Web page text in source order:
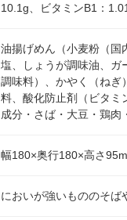
10.1g、ビタミンB1：
油揚げめん（小麦粉（国
塩、しょうが調味油、ガ
調味料）、かやく（ねぎ
料、酸化防止剤（ビタミ
成分・さば・大豆・鶏肉
幅180×奥行180×高さ
においが強いもののそば